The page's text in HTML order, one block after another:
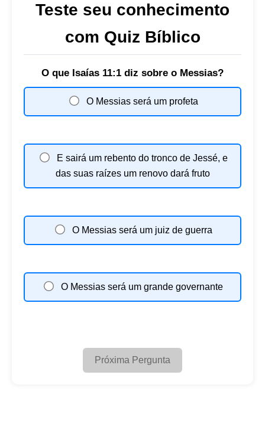
Teste seu conhecimento
com Quiz Bíblico
O que Isaías 11:1 diz sobre o Messias?
O Messias será um profeta
E sairá um rebento do tronco de Jessé, e
das suas raízes um renovo dará fruto
O Messias será um juiz de guerra
O Messias será um grande governante
Próxima Pergunta